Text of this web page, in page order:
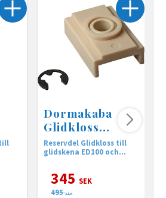
Dormakaba
Glidkloss
ED100/250
Reservdel Glidkloss till
glidskena ED100 och
345 SEK
495 SEK